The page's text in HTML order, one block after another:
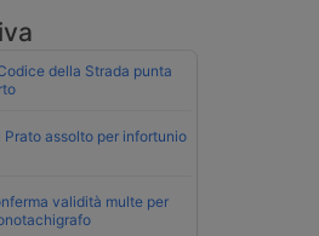
della Strada punta
Prato assolto per infortunio
validità multe per